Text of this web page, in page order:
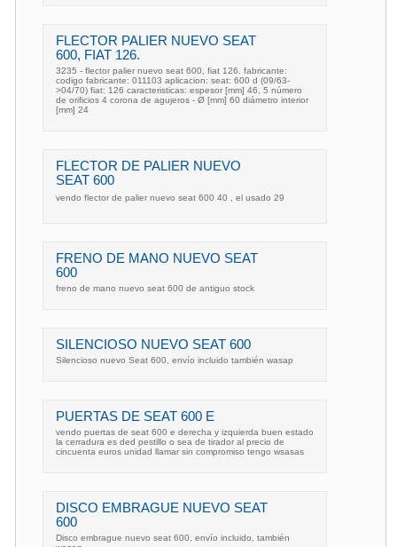
FLECTOR PALIER NUEVO SEAT
600, FIAT 126.
3235 - flector palier nuevo seat 600, fiat 126. fabricante:
codigo fabricante: 011103 aplicacion: seat: 600 d (09/63-
>04/70) fiat: 126 caracteristicas: espesor [mm] 46, 5 número
de orificios 4 corona de agujeros - Ø [mm] 60 diámetro interior
[mm] 24
FLECTOR DE PALIER NUEVO
SEAT 600
vendo flector de palier nuevo seat 600 40 , el usado 29
FRENO DE MANO NUEVO SEAT
600
freno de mano nuevo seat 600 de antiguo stock
SILENCIOSO NUEVO SEAT 600
Silencioso nuevo Seat 600, envío incluido también wasap
PUERTAS DE SEAT 600 E
vendo puertas de seat 600 e derecha y izquierda buen estado
la cerradura es ded pestillo o sea de tirador al precio de
cincuenta euros unidad llamar sin compromiso tengo wsasas
DISCO EMBRAGUE NUEVO SEAT
600
Disco embrague nuevo seat 600, envío incluido, también